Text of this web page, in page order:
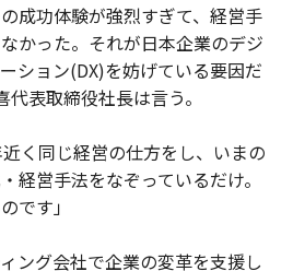
成功体験が強烈すぎて、経営手
かった。それが日本企業のデジ
ション(DX)を妨げている要因だ
表取締役社長は言う。
近く同じ経営の仕方をし、いまの
経営手法をなぞっているだけ。
です」
ング会社で企業の変革を支援し